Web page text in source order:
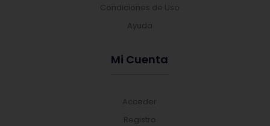
Condiciones de Uso
Ayuda
Mi Cuenta
Acceder
Registro